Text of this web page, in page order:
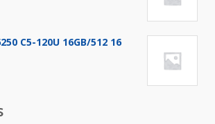
C5-120U 16GB/512 16